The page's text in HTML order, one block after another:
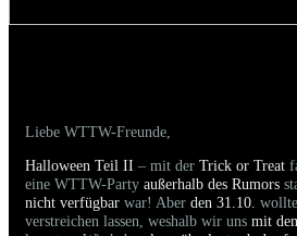
Liebe WTTW-Freunde,
Halloween Teil II – mit der Trick or Treat
eine WTTW-Party außerhalb des Rumors
nicht verfügbar war! Aber den 31.10.
verstreichen lassen, weshalb wir uns mit